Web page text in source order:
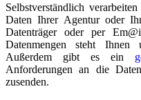
Selbstverständlich
Daten Ihrer Agentur oder
Datenträger oder per
Datenmengen steht Ihnen
Außerdem gibt es ein
Anforderungen an die
zusenden.